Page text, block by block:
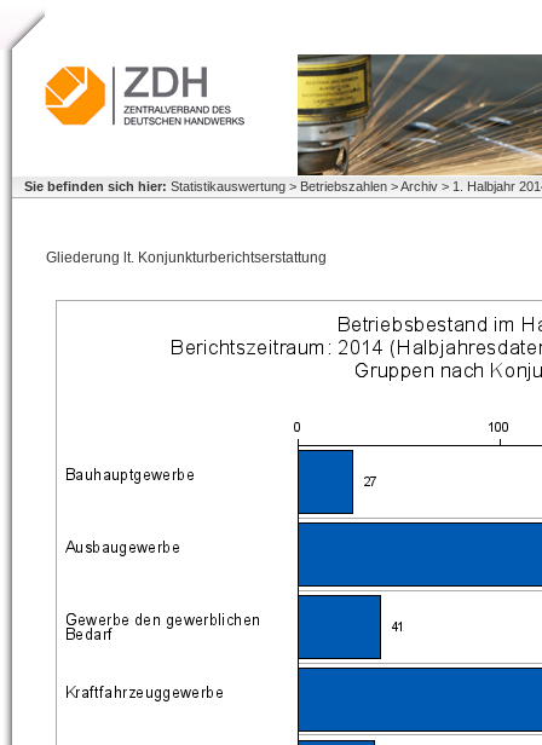
Sie befinden sich hier: Statistikauswertung > Betriebszahlen > Archiv > 1. Halbjahr
Gliederung lt. Konjunkturberichtserstattung